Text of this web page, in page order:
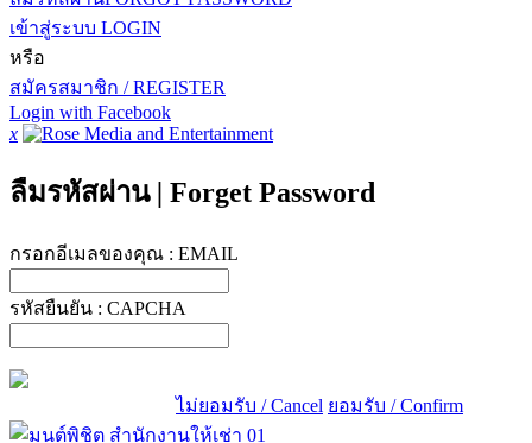
เข้าสู่ระบบ LOGIN
หรือ
สมัครสมาชิก / REGISTER
Login with Facebook
x
ลืมรหัสผ่าน | Forget Password
กรอกอีเมลของคุณ : EMAIL
รหัสยืนยัน : CAPCHA
ไม่ยอมรับ / Cancel ยอมรับ / Confirm